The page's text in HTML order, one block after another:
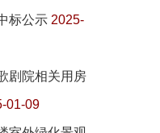
标公示 2025-
剧院相关用房
01-09